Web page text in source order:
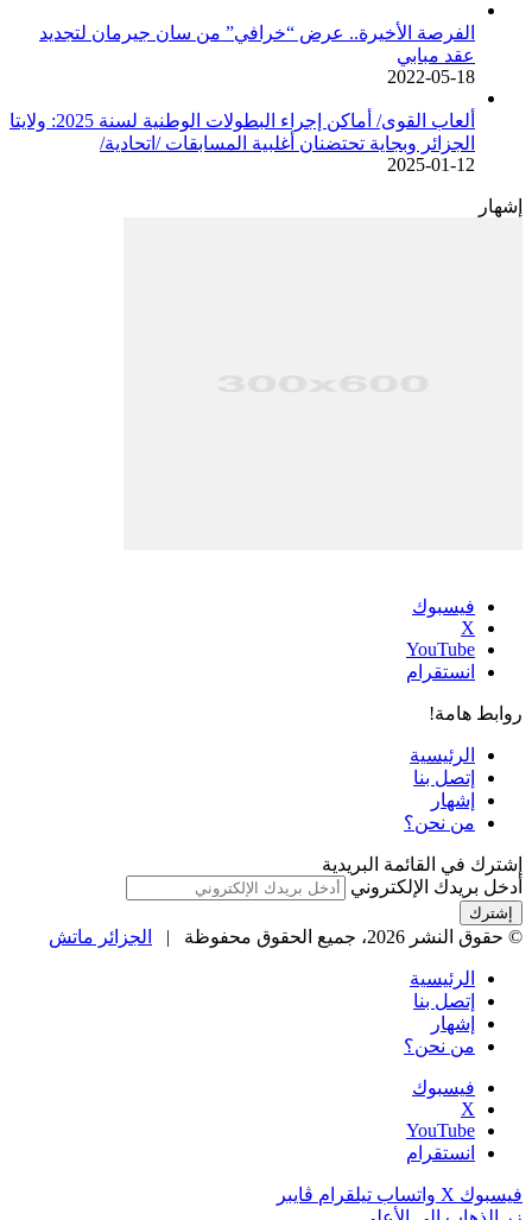
الفرصة الأخيرة.. عرض “خرافي” من سان جيرمان لتجديد
عقد مبابي
2022-05-18
ألعاب القوى/ أماكن إجراء البطولات الوطنية لسنة 2025: ولايتا
الجزائر وبجاية تحتضنان أغلبية المسابقات /اتحادية/
2025-01-12
إشهار
فيسبوك
‫X
‫YouTube
انستقرام
روابط هامة!
الرئيسية
إتصل بنا
إشهار
من نحن؟
إشترك في القائمة البريدية
أدخل بريدك الإلكتروني
© حقوق النشر 2026، جميع الحقوق محفوظة | الجزائر ماتش
الرئيسية
إتصل بنا
إشهار
من نحن؟
فيسبوك
‫X
‫YouTube
انستقرام
فيسبوك ‫X واتساب تيلقرام ڤايبر